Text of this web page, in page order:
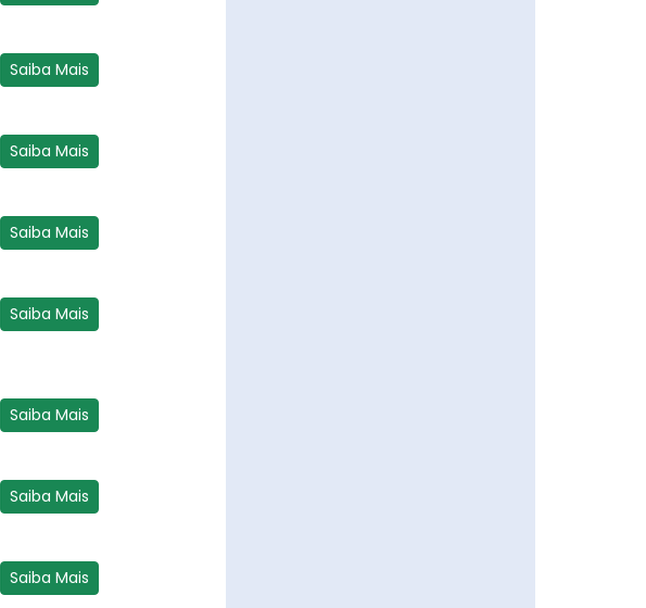
Saiba Mais
Saiba Mais
Saiba Mais
Saiba Mais
Saiba Mais
Saiba Mais
Saiba Mais